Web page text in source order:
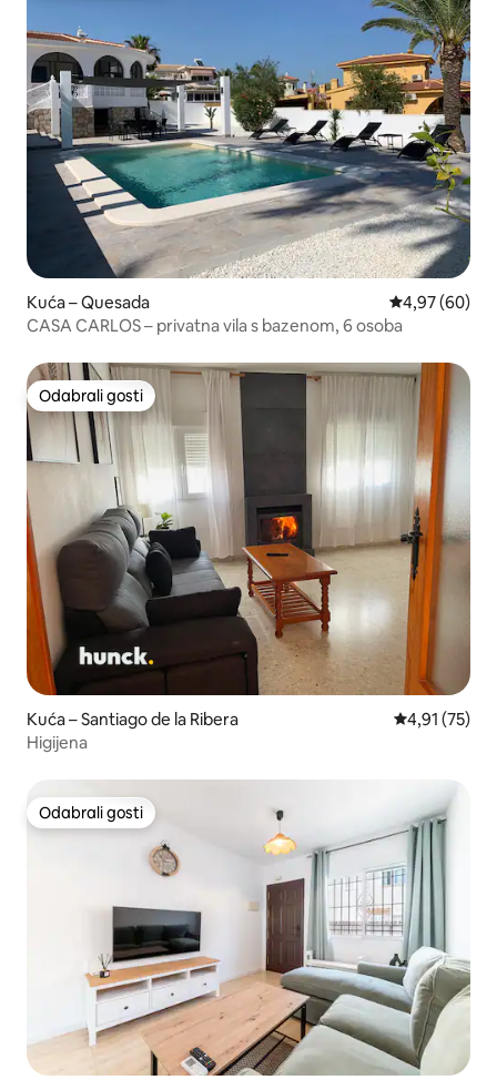
Kuća – Quesada Prosječna
4,97 (60)
CASA CARLOS – privatna vila s bazenom, 6 osoba
Odabrali gosti
Odabrali gosti
Kuća – Santiago de la Ribera Prosječna
4,91 (75)
Higijena
Odabrali gosti
Odabrali gosti